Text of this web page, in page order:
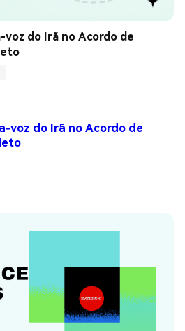
voz do Irã no Acordo de
voz do Irã no Acordo de